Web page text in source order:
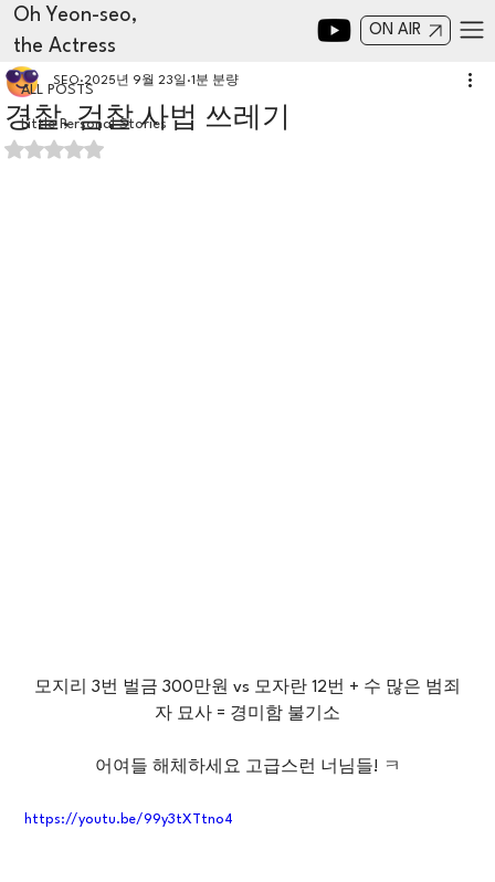
Oh Yeon-seo,
the Actress
ON AIR
ALL POSTS
Little Personal Stories
ALL POSTS
경찰, 검찰 사법 쓰레기
SEO 2025년 9월 23일 1분 분량
별점 5점 중 NaN점을 주었습니다.
모지리 3번 벌금 300만원 vs 모자란 12번 + 수 많은 범죄
자 묘사 = 경미함 불기소
어여들 해체하세요 고급스런 너님들! ㅋ
https://youtu.be/99y3tXTtno4